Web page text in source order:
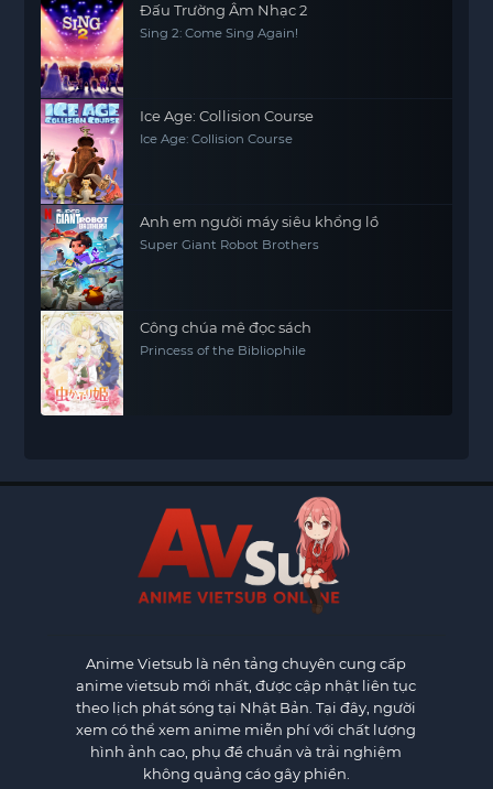
Đấu Trường Âm Nhạc 2
Sing 2: Come Sing Again!
Ice Age: Collision Course
Ice Age: Collision Course
Anh em người máy siêu khổng lồ
Super Giant Robot Brothers
Công chúa mê đọc sách
Princess of the Bibliophile
Anime Vietsub là nền tảng chuyên cung cấp
anime vietsub mới nhất, được cập nhật liên tục
theo lịch phát sóng tại Nhật Bản. Tại đây, người
xem có thể xem anime miễn phí với chất lượng
hình ảnh cao, phụ đề chuẩn và trải nghiệm
không quảng cáo gây phiền.